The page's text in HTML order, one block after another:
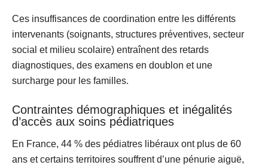
Ces insuffisances de coordination entre les différents
intervenants (soignants, structures préventives, secteur
social et milieu scolaire) entraînent des retards
diagnostiques, des examens en doublon et une
surcharge pour les familles.
Contraintes démographiques et inégalités
d’accès aux soins pédiatriques
En France, 44 % des pédiatres libéraux ont plus de 60
ans et certains territoires souffrent d’une pénurie aiguë,